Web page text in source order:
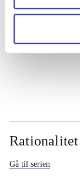
...
Gå til serien